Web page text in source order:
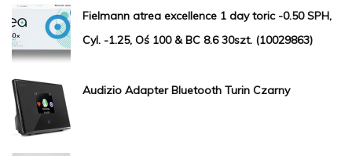
Fielmann atrea excellence 1 day toric -0.50 SPH,
Cyl. -1.25, Oś 100 & BC 8.6 30szt. (10029863)
Audizio Adapter Bluetooth Turin Czarny